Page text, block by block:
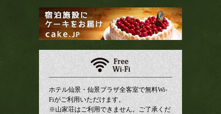
ホテル仙景・仙景プラザ全客室で無料Wi-
Fiがご利用いただけます。
※山家荘はご利用できません。ご了承くだ